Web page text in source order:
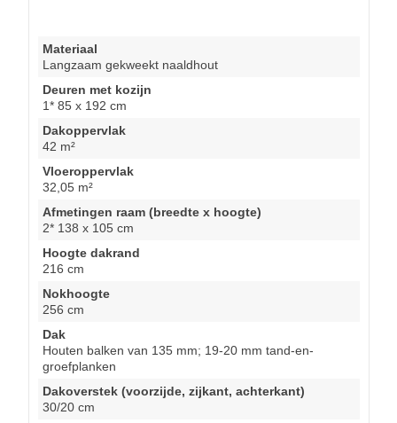
Materiaal
Langzaam gekweekt naaldhout
Deuren met kozijn
1* 85 x 192 cm
Dakoppervlak
42 m²
Vloeroppervlak
32,05 m²
Afmetingen raam (breedte x hoogte)
2* 138 x 105 cm
Hoogte dakrand
216 cm
Nokhoogte
256 cm
Dak
Houten balken van 135 mm; 19-20 mm tand-en-
groefplanken
Dakoverstek (voorzijde, zijkant, achterkant)
30/20 cm